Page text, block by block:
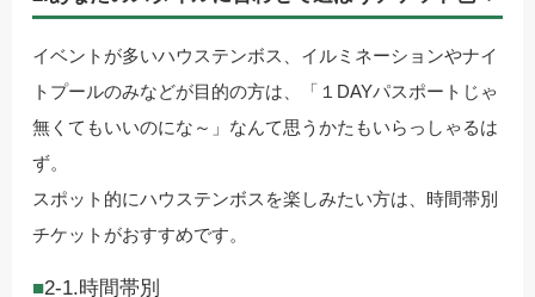
イベントが多いハウステンボス、イルミネーションやナイ
トプールのみなどが目的の方は、「１DAYパスポートじゃ
無くてもいいのにな～」なんて思うかたもいらっしゃるは
ず。
スポット的にハウステンボスを楽しみたい方は、時間帯別
チケットがおすすめです。
2-1.時間帯別